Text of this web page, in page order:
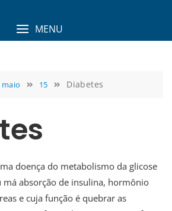
MENU
maio 15 Diabetes
doença do metabolismo da glicose
má absorção de insulina, hormônio
e cuja função é quebrar as